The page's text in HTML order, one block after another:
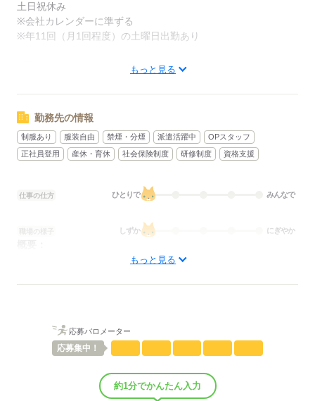
土日祝休み
※会社カレンダーに準ずる
※年11回（月1回程度）の土曜日出勤あり
■有給休暇
■生理日休暇
■産休・育休実績あり
もっと見る
勤務先の情報
制服あり 服装自由 禁煙・分煙 派遣活躍中
OPスタッフ
正社員登用
産休・育休 社会保険制度 研修制度 資格支援
仕事の仕方 ひとりで みんなで
しずか にぎやか
もっと見る
応募バロメーター
応募集中！
約1分でかんたん入力